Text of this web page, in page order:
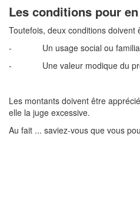
Les conditions pour
Toutefois, deux conditions doivent
- Un usage social ou familial de
- Une valeur modique du
Les montants doivent être
elle la juge excessive.
Au fait ... saviez-vous que vous